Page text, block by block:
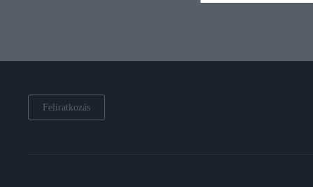
Feliratkozás